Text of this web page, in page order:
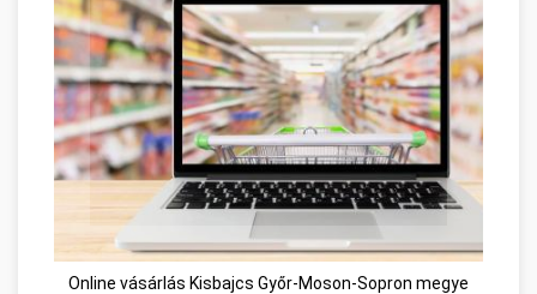
Online vásárlás Kisbajcs Győr-Moson-Sopron megye